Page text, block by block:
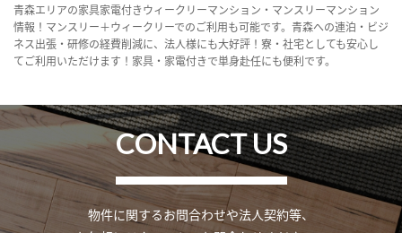
青森エリアの家具家電付きウィークリーマンション・マンスリーマンション
情報！マンスリー＋ウィークリーでのご利用も可能です。青森への連泊・ビジ
ネス出張・研修の経費削減に、法人様にも大好評！寮・社宅としても安心し
てご利用いただけます！家具・家電付きで単身赴任にも便利です。
CONTACT US
物件に関するお問合わせや法人契約等、